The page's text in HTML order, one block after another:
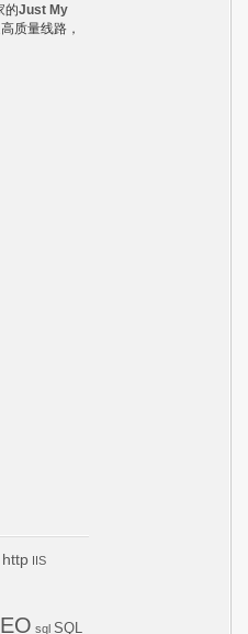
的Just My
质量线路，
http IIS
sql SQL